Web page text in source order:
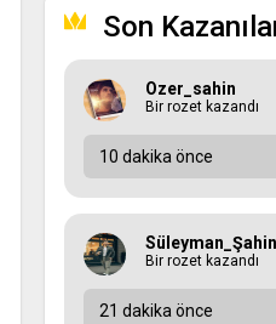
Son
Ozer_sahin
Bir rozet kazandı
10 dakika önce
Süleyman_Şahin
Bir rozet kazandı
21 dakika önce